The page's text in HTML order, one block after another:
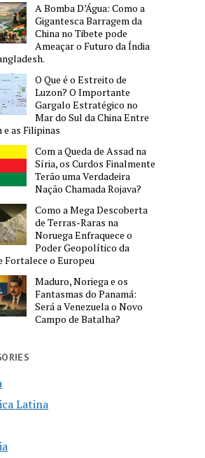
A Bomba D’Água: Como a
Gigantesca Barragem da
China no Tibete pode
Ameaçar o Futuro da Índia
O Que é o Estreito de
Luzon? O Importante
Gargalo Estratégico no
Mar do Sul da China Entre
e as Filipinas
Com a Queda de Assad na
Síria, os Curdos Finalmente
Terão uma Verdadeira
Nação Chamada Rojava?
Como a Mega Descoberta
de Terras-Raras na
Noruega Enfraquece o
Poder Geopolítico da
Fortalece o Europeu
Maduro, Noriega e os
Fantasmas do Panamá:
Será a Venezuela o Novo
Campo de Batalha?
Latina